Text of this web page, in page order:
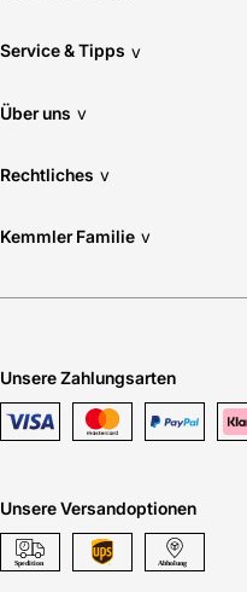
Service & Tipps v
Über uns v
Rechtliches v
Kemmler Familie v
Unsere Zahlungsarten
Unsere Versandoptionen